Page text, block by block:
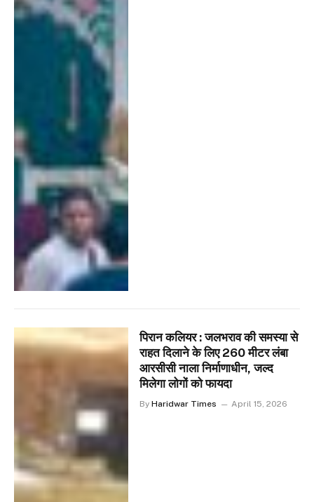
पिरान कलियर : जलभराव की समस्या से
राहत दिलाने के लिए 260 मीटर लंबा
आरसीसी नाला निर्माणाधीन, जल्द
मिलेगा लोगों को फायदा
By Haridwar Times April 15, 2026